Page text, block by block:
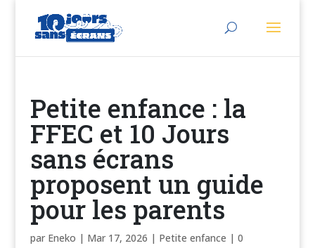
Petite enfance : la
FFEC et 10 Jours
sans écrans
proposent un guide
pour les parents
par Eneko | Mar 17, 2026 | Petite enfance | 0